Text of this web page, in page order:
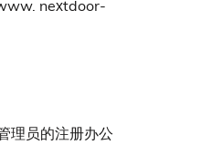
nextdoor-
理员的注册办公